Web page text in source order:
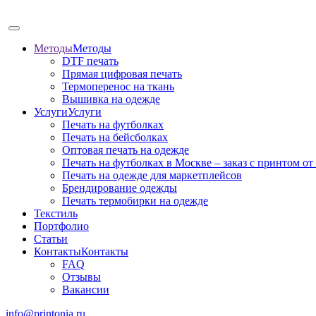
МетодыМетоды
DTF печать
Прямая цифровая печать
Термоперенос на ткань
Вышивка на одежде
УслугиУслуги
Печать на футболках
Печать на бейсболках
Оптовая печать на одежде
Печать на футболках в Москве – заказ с принтом
Печать на одежде для маркетплейсов
Брендирование одежды
Печать термобирки на одежде
Текстиль
Портфолио
Статьи
КонтактыКонтакты
FAQ
Отзывы
Вакансии
info@printonia.ru